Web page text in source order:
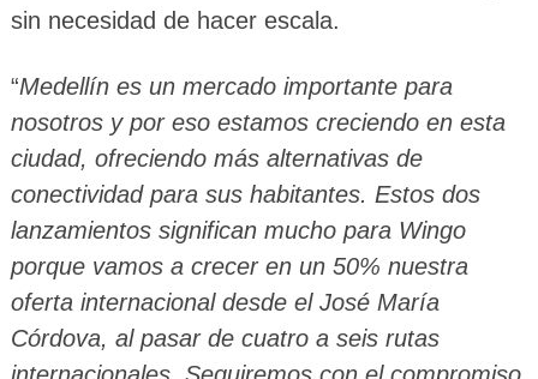
sin necesidad de hacer escala.
“Medellín es un mercado importante para
nosotros y por eso estamos creciendo en esta
ciudad, ofreciendo más alternativas de
conectividad para sus habitantes. Estos dos
lanzamientos significan mucho para Wingo
porque vamos a crecer en un 50% nuestra
oferta internacional desde el José María
Córdova, al pasar de cuatro a seis rutas